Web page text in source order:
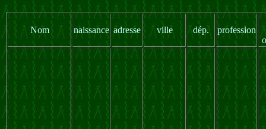
Nom naissance adresse ville dép.
profession